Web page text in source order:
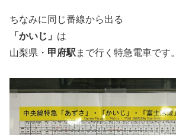
ちなみに同じ番線から出る
「かいじ」 は
山梨県・ 甲府駅 まで行く特急電車です。